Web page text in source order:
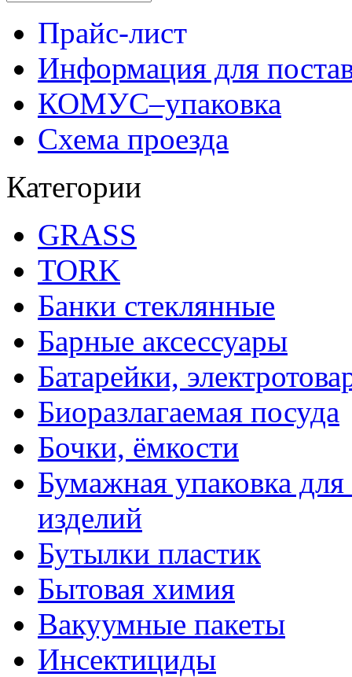
Прайс-лист
Информация для
КОМУС–упаковка
Схема проезда
Категории
GRASS
TORK
Банки стеклянные
Барные аксессуары
Батарейки,
Биоразлагаемая посуда
Бочки, ёмкости
Бумажная упаковка
изделий
Бутылки пластик
Бытовая химия
Вакуумные пакеты
Инсектициды